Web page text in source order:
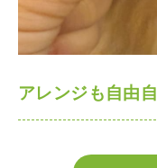
アレンジも自由自